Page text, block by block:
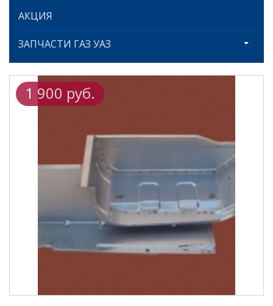
АКЦИЯ
ЗАПЧАСТИ ГАЗ УАЗ
1 900 руб.